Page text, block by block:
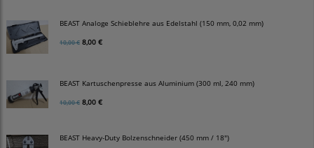
BEAST Analoge Schieblehre aus Edelstahl (150 mm, 0,02 mm)
10,00 € 8,00 €
BEAST Kartuschenpresse aus Aluminium (300 ml, 240 mm)
10,00 € 8,00 €
BEAST Heavy-Duty Bolzenschneider (450 mm / 18")